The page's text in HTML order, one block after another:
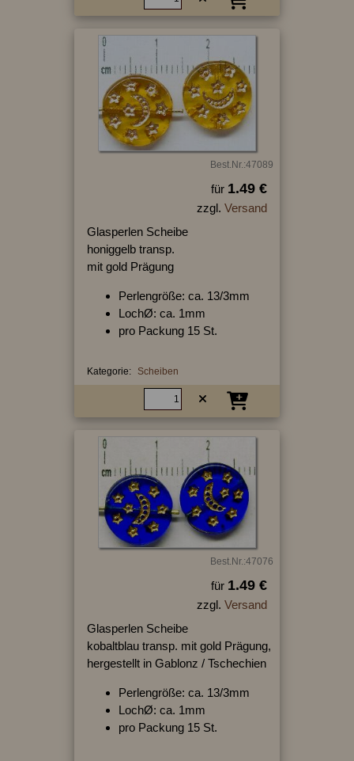
Best.Nr.:47089
für 1.49 €
zzgl. Versand
Glasperlen Scheibe
honiggelb transp.
mit gold Prägung
Perlengröße: ca. 13/3mm
LochØ: ca. 1mm
pro Packung 15 St.
Kategorie: Scheiben
Best.Nr.:47076
für 1.49 €
zzgl. Versand
Glasperlen Scheibe
kobaltblau transp. mit gold Prägung,
hergestellt in Gablonz / Tschechien
Perlengröße: ca. 13/3mm
LochØ: ca. 1mm
pro Packung 15 St.